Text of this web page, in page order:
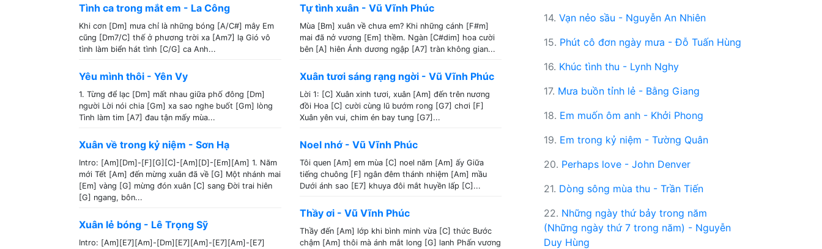
Tình ca trong mắt em - La Công
Khi cơn [Dm] mưa chỉ là những bóng [A/C#] mây Em
cũng [Dm7/C] thế ở phương trời xa [Am7] lạ Gió vô
tình làm biển hát tình [C/G] ca Anh...
Yêu mình thôi - Yên Vy
1. Từng để lạc [Dm] mất nhau giữa phố đông [Dm]
người Lời nói chia [Gm] xa sao nghe buốt [Gm] lòng
Tình làm tim [A7] đau tận mấy mùa...
Xuân về trong kỷ niệm - Sơn Hạ
Intro: [Am][Dm]-[F][G][C]-[Am][D]-[Em][Am] 1. Năm
mới Tết [Am] đến mừng xuân đã về [G] Một nhánh mai
[Em] vàng [G] mừng đón xuân [C] sang Đời trai hiên
[G] ngang, bôn...
Xuân lẻ bóng - Lê Trọng Sỹ
Intro: [Am][E7][Am]-[Dm][E7][Am]-[E7][Am]-[E7]
Tự tình xuân - Vũ Vĩnh Phúc
Mùa [Bm] xuân về chưa em? Khi những cánh [F#m]
mai đã nở vương [Em] thềm. Ngàn [C#dim] hoa cười
bên [A] hiên Ánh dương ngập [A7] tràn không gian...
Xuân tươi sáng rạng ngời - Vũ Vĩnh Phúc
Lời 1: [C] Xuân xinh tươi, xuân [Am] đến trên nương
đồi Hoa [C] cười cùng lũ bướm rong [G7] chơi [F]
Xuân yên vui, chim én bay tung [G7]...
Noel nhớ - Vũ Vĩnh Phúc
Tôi quen [Am] em mùa [C] noel năm [Am] ấy Giữa
tiếng chuông [F] ngân đêm thánh nhiệm [Am] mầu
Dưới ánh sao [E7] khuya đôi mắt huyền lấp [C]...
Thầy ơi - Vũ Vĩnh Phúc
Thầy đến [Am] lớp khi bình minh vừa [C] thức Bước
chậm [Am] thôi mà ánh mắt long [G] lanh Phấn vương
14. Vạn nẻo sầu - Nguyễn An Nhiên
15. Phút cô đơn ngày mưa - Đỗ Tuấn Hùng
16. Khúc tình thu - Lynh Nghy
17. Mưa buồn tỉnh lẻ - Bằng Giang
18. Em muốn ôm anh - Khởi Phong
19. Em trong kỷ niệm - Tường Quân
20. Perhaps love - John Denver
21. Dòng sông mùa thu - Trần Tiến
22. Những ngày thứ bảy trong năm
(Những ngày thứ 7 trong năm) - Nguyễn
Duy Hùng